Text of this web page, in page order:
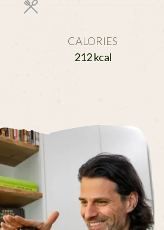
CALORIES
212 kcal